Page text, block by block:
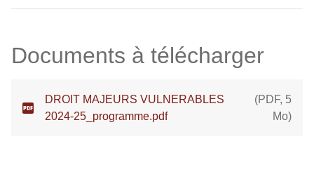
Documents à télécharger
DROIT MAJEURS VULNERABLES
2024-25_programme.pdf
(PDF, 5
Mo)